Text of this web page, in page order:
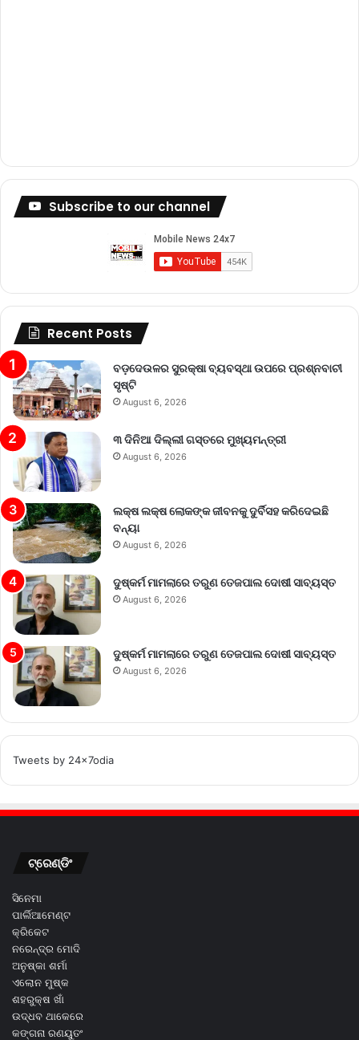
Subscribe to our channel
Recent Posts
ବଡ଼ଦେଉଳର ସୁରକ୍ଷା ବ୍ୟବସ୍ଥା ଉପରେ ପ୍ରଶ୍ନବାଚୀ
ସୃଷ୍ଟି
August 6, 2026
୩ ଦିନିଆ ଦିଲ୍ଲୀ ଗସ୍ତରେ ମୁଖ୍ୟମନ୍ତ୍ରୀ
August 6, 2026
ଲକ୍ଷ ଲକ୍ଷ ଲୋକଙ୍କ ଜୀବନକୁ ଦୁର୍ବିସହ କରିଦେଇଛି
ବନ୍ୟା
August 6, 2026
ଦୁଷ୍କର୍ମ ମାମଲାରେ ତରୁଣ ତେଜପାଲ ଦୋଷୀ ସାବ୍ୟସ୍ତ
August 6, 2026
ଦୁଷ୍କର୍ମ ମାମଲାରେ ତରୁଣ ତେଜପାଲ ଦୋଷୀ ସାବ୍ୟସ୍ତ
August 6, 2026
Tweets by 24x7odia
ଟ୍ରେଣ୍ଡିଂ
ସିନେମା
ପାର୍ଲିଆମେଣ୍ଟ
କ୍ରିକେଟ
ନରେନ୍ଦ୍ର ମୋଦି
ଅନୁଷ୍କା ଶର୍ମା
ଏଲୋନ ମୁଷ୍କ
ଶହରୁକ୍ଷ ଖାଁ
ଉଦ୍ଧବ ଥାକେରେ
କଙ୍ଗନା ରଣୟୁତଂ